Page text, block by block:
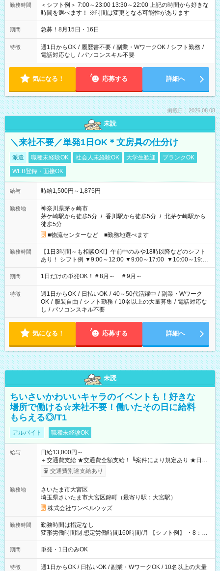
勤務時間
＜シフト例＞ 7:00～23:00 13:30～22:00 上記の時間から好きな
時間を選べます！ ※時間は変更となる可能性があります
期間 急募！8月15日・16日
特徴 週1日からOK / 履歴書不要 / 副業・WワークOK / シフト勤務 /
電話対応なし / パソコンスキル不要
気になる！ 応募する 詳細へ
掲載日：2026.08.08
未読
＼来社不要／単発1日OK＊文房具の仕分け
派遣 職種未経験OK 社会人未経験OK 大学生歓迎
ブランクOK
WEB登録・面接OK
給与 時給1,500円～1,875円
勤務地
神奈川県茅ヶ崎市
茅ケ崎駅から徒歩5分 / 香川駅から徒歩5分 / 北茅ケ崎駅から
徒歩5分
■物流センターなど ■勤務地選べます
勤務時間
【1日3時間～も相談OK!】午前中のみや18時以降などのシフト
あり！ シフト例 ▼9:00～12:00 ▼9:00～17:00 ▼10:00～19:00
▼18:00～21:00
期間 1日だけの単発OK！＃8月～ ＃9月～
特徴 週1日からOK / 日払いOK / 40～50代活躍中 / 副業・Wワーク
OK / 服装自由 / シフト勤務 / 10名以上の大量募集 / 電話対応な
し / パソコンスキル不要
気になる！ 応募する 詳細へ
未読
ちいさいかわいいキャラのイベントも！好きな
場所で働ける☆来社不要！働いたその日に給料
もらえる◎/T1
アルバイト 職種未経験OK
給与
日給13,000円～
＋交通費支給 ★交通費全額支給！ ┗案件により規定あり ★日払
いOK！（規定あり） ┗働いたその日に現金GET♪ お仕事後はコ
ンビニATMから 日払い分を引き落とせます！ 【試用期間】試
交通費別途支給あり
勤務地
さいたま市大宮区
埼玉県さいたま市大宮区錦町（最寄り駅：大宮駅）
株式会社ワンベルウッズ
勤務時間
勤務時間は指定なし
変形労働時間制 想定労働時間160時間/月 【シフト例】 ・8：00
～21：00
期間 単発・1日のみOK
特徴
週1日からOK / 日払いOK / 副業・WワークOK / 10名以上の大量